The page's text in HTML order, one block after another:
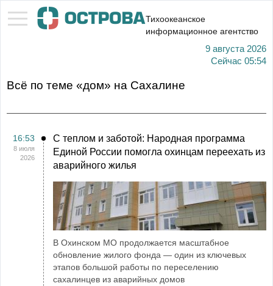
Тихоокеанское
информационное агентство
9 августа 2026
Сейчас 05:54
Всё по теме «дом» на Сахалине
16:53
8 июля
2026
С теплом и заботой: Народная программа
Единой России помогла охинцам переехать из
аварийного жилья
В Охинском МО продолжается масштабное
обновление жилого фонда — один из ключевых
этапов большой работы по переселению
сахалинцев из аварийных домов